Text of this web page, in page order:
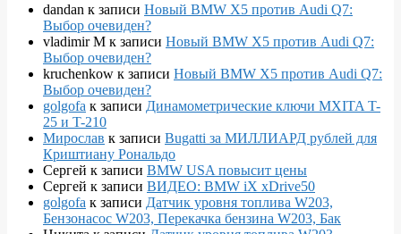
dandan к записи Новый BMW X5 против Audi Q7:
Выбор очевиден?
vladimir M к записи Новый BMW X5 против Audi Q7:
Выбор очевиден?
kruchenkow к записи Новый BMW X5 против Audi Q7:
Выбор очевиден?
golgofa к записи Динамометрические ключи MXITA T-
25 и T-210
Мирослав к записи Bugatti за МИЛЛИАРД рублей для
Криштиану Рональдо
Сергей к записи BMW USA повысит цены
Сергей к записи ВИДЕО: BMW iX xDrive50
golgofa к записи Датчик уровня топлива W203,
Бензонасос W203, Перекачка бензина W203, Бак